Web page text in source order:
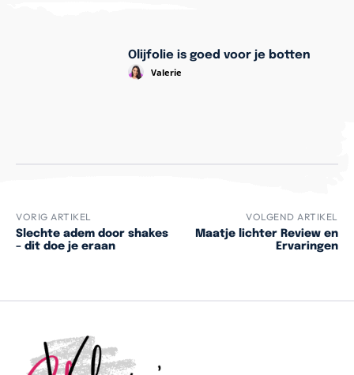
Olijfolie is goed voor je botten
Valerie
VORIG ARTIKEL
Slechte adem door shakes
– dit doe je eraan
VOLGEND ARTIKEL
Maatje lichter Review en
Ervaringen